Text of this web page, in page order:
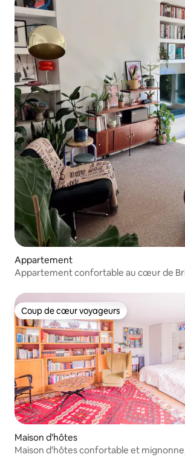
Appartement
Appartement confortable au cœur de
Coup de cœur voyageurs
Coup de cœur voyageurs
Maison d'hôtes
Maison d'hôtes confortable et